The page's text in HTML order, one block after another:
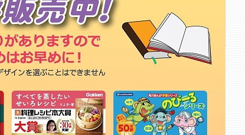
鹿児島キリスト教センター
ＴＳＵＴＡＹＡ 城西店
ヴィレッジヴァンガード センテ
ラス天文館
アニメイト 鹿児島店
もっと詳しく